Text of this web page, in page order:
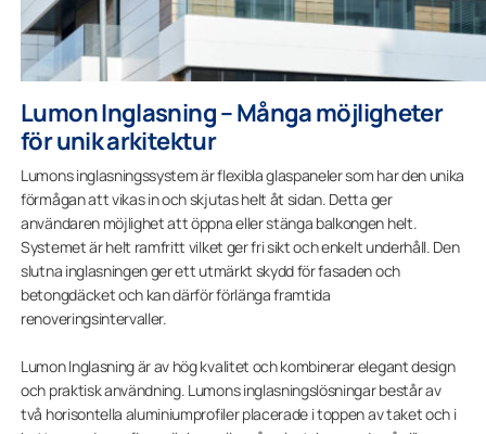
Lumon Inglasning – Många möjligheter
för unik arkitektur
Lumons inglasningssystem är flexibla glaspaneler som har den unika
förmågan att vikas in och skjutas helt åt sidan. Detta ger
användaren möjlighet att öppna eller stänga balkongen helt.
Systemet är helt ramfritt vilket ger fri sikt och enkelt underhåll. Den
slutna inglasningen ger ett utmärkt skydd för fasaden och
betongdäcket och kan därför förlänga framtida
renoveringsintervaller.
Lumon Inglasning är av hög kvalitet och kombinerar elegant design
och praktisk användning. Lumons inglasningslösningar består av
två horisontella aluminiumprofiler placerade i toppen av taket och i